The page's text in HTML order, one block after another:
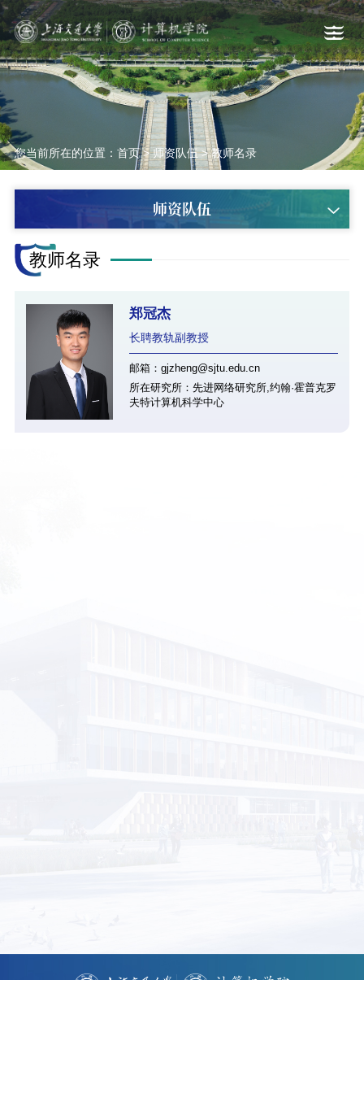
您当前所在的位置： 首页>师资队伍>教师名录
师资队伍
教师名录
郑冠杰
长聘教轨副教授
邮箱：gjzheng@sjtu.edu.cn
所在研究所：先进网络研究所,约翰·霍普克罗
夫特计算机科学中心